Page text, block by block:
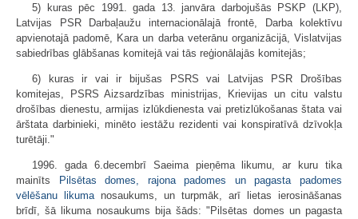
5) kuras pēc 1991. gada 13. janvāra darbojušās PSKP (LKP),
Latvijas PSR Darbaļaužu internacionālajā frontē, Darba kolektīvu
apvienotajā padomē, Kara un darba veterānu organizācijā, Vislatvijas
sabiedrības glābšanas komitejā vai tās reģionālajās komitejās;
6) kuras ir vai ir bijušas PSRS vai Latvijas PSR Drošības
komitejas, PSRS Aizsardzības ministrijas, Krievijas un citu valstu
drošības dienestu, armijas izlūkdienesta vai pretizlūkošanas štata vai
ārštata darbinieki, minēto iestāžu rezidenti vai konspiratīvā dzīvokļa
turētāji."
1996. gada 6.decembrī Saeima pieņēma likumu, ar kuru tika
mainīts
Pilsētas domes, rajona padomes un pagasta padomes
vēlēšanu likumanosaukums, un turpmāk, arī lietas ierosināšanas
brīdī, šā likuma nosaukums bija šāds: "Pilsētas domes un pagasta